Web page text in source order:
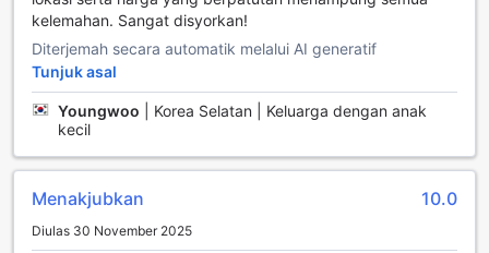
semasa anda menjelajahi keindahan London. Perkhidmatan
pembersihan harian juga disediakan untuk memastikan bilik
anda sentiasa bersih dan kemas, memberikan anda
ketenangan fikiran sepanjang penginapan.
Kemudahan Pengangkutan di The Westbourne Hyde Park
The Westbourne Hyde Park menawarkan kemudahan
pengangkutan yang sangat baik untuk memastikan
lancar dan selesa. Salah satu kelebihan utama hotel ini
kelemahan. Sangat disyorkan!
Diterjemah secara automatik melalui AI generatif
Tunjuk asal
Youngwoo
Korea Selatan | Keluarga dengan anak
kecil
Menakjubkan 10.0
Diulas 30 November 2025